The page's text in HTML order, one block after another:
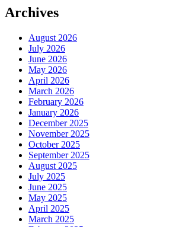
Archives
August 2026
July 2026
June 2026
May 2026
April 2026
March 2026
February 2026
January 2026
December 2025
November 2025
October 2025
September 2025
August 2025
July 2025
June 2025
May 2025
April 2025
March 2025